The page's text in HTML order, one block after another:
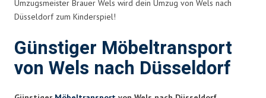
Umzugsmeister Brauer Wels wird dein Umzug von Wels nach
Düsseldorf zum Kinderspiel!
Günstiger Möbeltransport
von Wels nach Düsseldorf